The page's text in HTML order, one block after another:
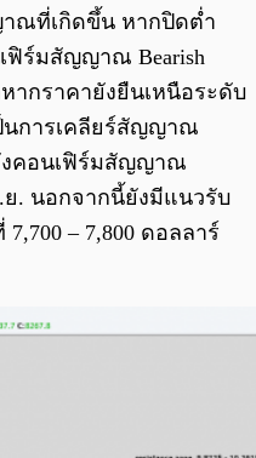
ณที่เกิดขึ้น หากปิดต่ำ
ฟิร์มสัญญาณ Bearish
ากราคายังยืนเหนือระดับ
นการเคลียร์สัญญาณ
งคอนเฟิร์มสัญญาณ
ย. นอกจากนี้ยังมีแนวรับ
– 7,800 ดอลลาร์